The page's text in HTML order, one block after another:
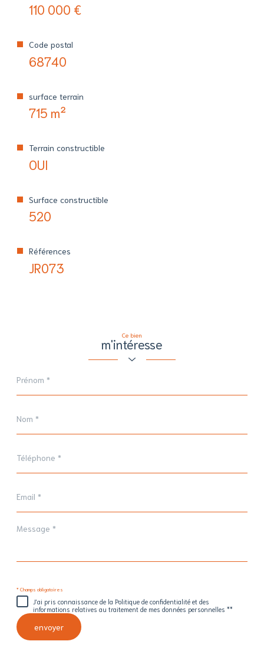
110 000 €
Code postal
68740
surface terrain
715 m²
Terrain constructible
OUI
Surface constructible
520
Références
JR073
Ce bien
m'intéresse
*
*
*
*
Message
* Champs obligatoires
J'ai pris connaissance de la Politique de confidentialité et des
informations relatives au traitement de mes données personnelles **
envoyer